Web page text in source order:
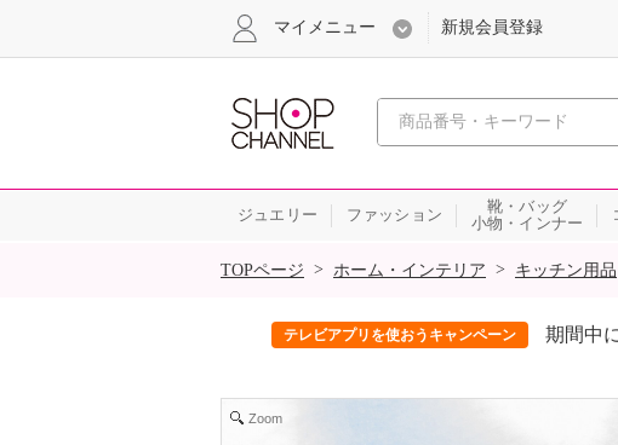
心おどる、瞬間を。通販・
マイメニュー 新規会員登録
ジュエリー ファッション
靴・バッグ
小物・インナー
SALE
TOPページ > ホーム・インテリア > キッチン用品
テレビアプリを使おうキャンペーン 期間中
Zoom